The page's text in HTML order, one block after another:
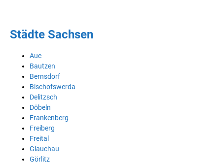
Städte Sachsen
Aue
Bautzen
Bernsdorf
Bischofswerda
Delitzsch
Döbeln
Frankenberg
Freiberg
Freital
Glauchau
Görlitz